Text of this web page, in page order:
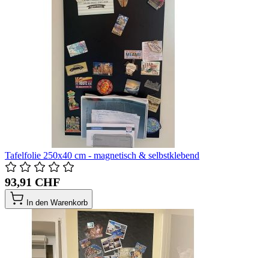
Tafelfolie 250x40 cm - magnetisch & selbstklebend
93,91 CHF
In den Warenkorb